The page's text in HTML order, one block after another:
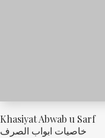
Khasiyat Abwab u Sarf
خاصیات ابواب الصرف